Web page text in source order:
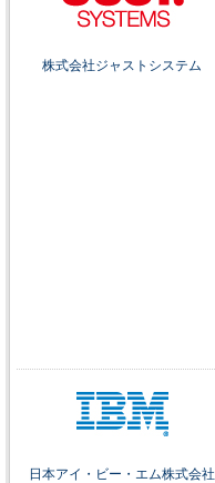
株式会社ジャストシステム
日本アイ・ビー・エム株式会社